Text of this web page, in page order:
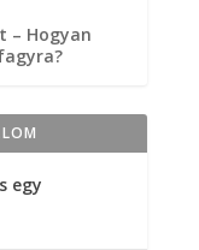
Hogyan
egy